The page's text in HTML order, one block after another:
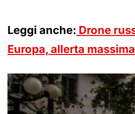
Leggi anche: Drone
Europa, allerta